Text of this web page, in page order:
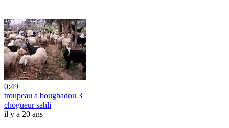
0:49
troupeau a boughadou 3
chogueur sahli
il y a 20 ans